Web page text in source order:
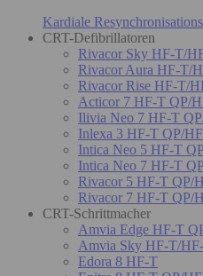
Kardiale
CRT-Defibrillatoren
Rivacor Sky HF-T/
Rivacor Aura HF-T/
Rivacor Rise HF-T/
Acticor 7 HF-T QP/
Ilivia Neo 7 HF-T
Inlexa 3 HF-T QP/
Intica Neo 5 HF-T
Intica Neo 7 HF-T
Rivacor 5 HF-T QP/
Rivacor 7 HF-T QP/
CRT-Schrittmacher
Amvia Edge HF-T
Amvia Sky HF-T/
Edora 8 HF-T